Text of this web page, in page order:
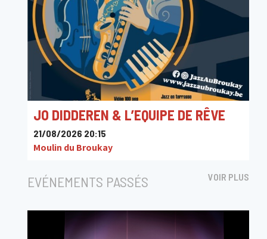
JO DIDDEREN & L’EQUIPE DE RÊVE
21/08/2026 20:15
Moulin du Broukay
EVÉNEMENTS PASSÉS VOIR PLUS